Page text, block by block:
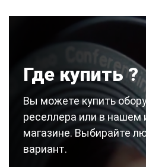
Где купить ?
Вы можете купить
реселлера или в нашем
магазине. Выбирайте
вариант.